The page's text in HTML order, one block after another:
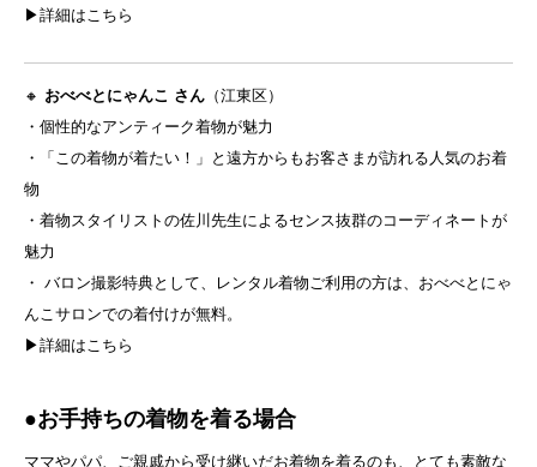
▶詳細はこちら
🔸 おべべとにゃんこ さん （江東区）
・個性的なアンティーク着物が魅力
・「この着物が着たい！」と遠方からもお客さまが訪れる人気のお着
物
・着物スタイリストの佐川先生によるセンス抜群のコーディネートが
魅力
・ バロン撮影特典として、レンタル着物ご利用の方は、おべべとにゃ
んこサロンでの着付けが無料。
▶詳細はこちら
●お手持ちの着物を着る場合
ママやパパ、ご親戚から受け継いだお着物を着るのも、とても素敵な